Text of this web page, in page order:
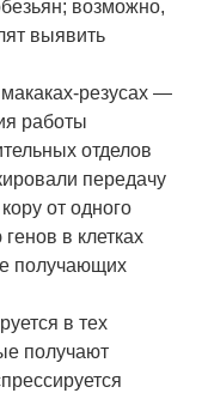
возможно,
выявить
резусах —
работы
отделов
передачу
от одного
в клетках
получающих
в тех
получают